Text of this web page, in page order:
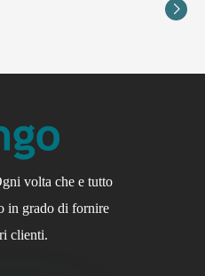

volta che e tutto
in grado di fornire
clienti.